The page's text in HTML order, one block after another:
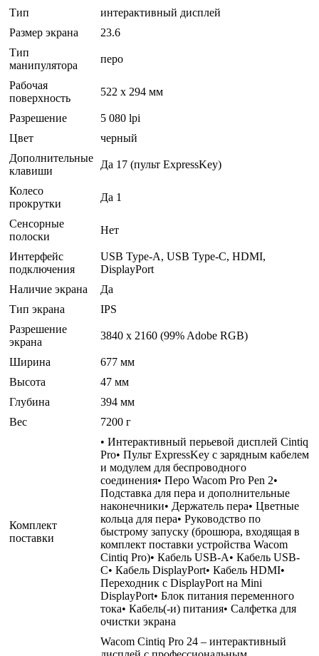
Тип
интерактивный дисплей
Размер экрана
23.6
Тип
манипулятора
перо
Рабочая
поверхность
522 x 294 мм
Разрешение
5 080 lpi
Цвет
черный
Дополнительные
клавиши
Да 17 (пульт ExpressKey)
Колесо
прокрутки
Да 1
Сенсорные
полоски
Нет
Интерфейс
подключения
USB Type-A, USB Type-C, HDMI,
DisplayPort
Наличие экрана
Да
Тип экрана
IPS
Разрешение
экрана
3840 x 2160 (99% Adobe RGB)
Ширина
677 мм
Высота
47 мм
Глубина
394 мм
Вес
7200 г
Комплект
поставки
• Интерактивный перьевой дисплей Cintiq
Pro• Пульт ExpressKey с зарядным кабелем
и модулем для беспроводного
соединения• Перо Wacom Pro Pen 2•
Подставка для пера и дополнительные
наконечники• Держатель пера• Цветные
кольца для пера• Руководство по
быстрому запуску (брошюра, входящая в
комплект поставки устройства Wacom
Cintiq Pro)• Кабель USB-A• Кабель USB-
C• Кабель DisplayPort• Кабель HDMI•
Переходник с DisplayPort на Mini
DisplayPort• Блок питания переменного
тока• Кабель(-и) питания• Салфетка для
очистки экрана
Wacom Cintiq Pro 24 – интерактивный